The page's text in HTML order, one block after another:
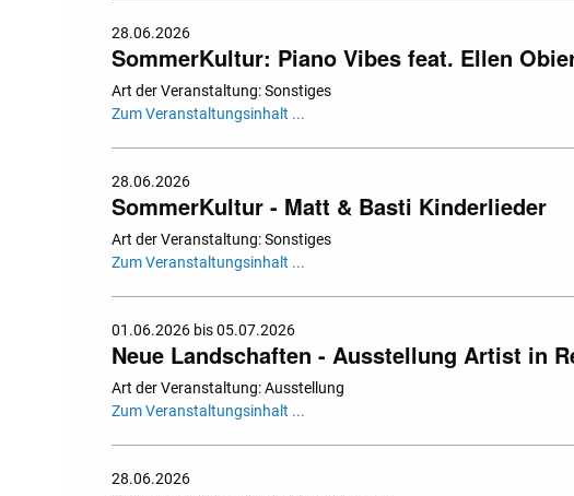
28.06.2026
SommerKultur: Piano Vibes feat. Ellen
Art der Veranstaltung: Sonstiges
Zum Veranstaltungsinhalt ...
28.06.2026
SommerKultur - Matt & Basti Kinderlieder
Art der Veranstaltung: Sonstiges
Zum Veranstaltungsinhalt ...
01.06.2026 bis 05.07.2026
Neue Landschaften - Ausstellung Artist in
Art der Veranstaltung: Ausstellung
Zum Veranstaltungsinhalt ...
28.06.2026